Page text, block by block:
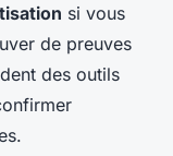
si vous
de preuves
des outils